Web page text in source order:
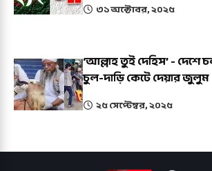
৩১ অক্টোবর, ২০২৫
‘আল্লাহ তুই দেহিস’ -
চুল-দাড়ি কেটে দেয়ার জুলুম
২৫ সেপ্টেম্বর, ২০২৫